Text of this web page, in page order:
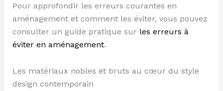
Pour approfondir les erreurs courantes en
aménagement et comment les éviter, vous pouvez
consulter un guide pratique sur les erreurs à
éviter en aménagement.
Les matériaux nobles et bruts au cœur du style
design contemporain